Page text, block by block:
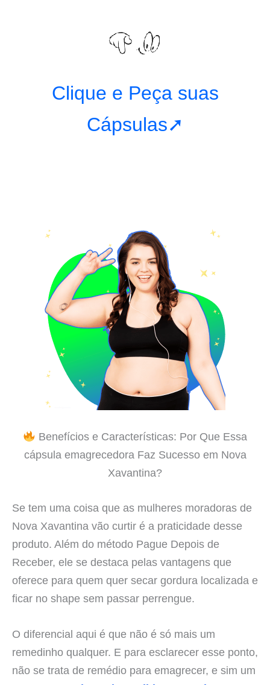
Clique e Peça suas
Cápsulas➚
Benefícios e Características: Por Que Essa
cápsula emagrecedora Faz Sucesso em Nova
Xavantina?
Se tem uma coisa que as mulheres moradoras de
Nova Xavantina vão curtir é a praticidade desse
produto. Além do método Pague Depois de
Receber, ele se destaca pelas vantagens que
oferece para quem quer secar gordura localizada e
ficar no shape sem passar perrengue.
O diferencial aqui é que não é só mais um
remedinho qualquer. E para esclarecer esse ponto,
não se trata de remédio para emagrecer, e sim um